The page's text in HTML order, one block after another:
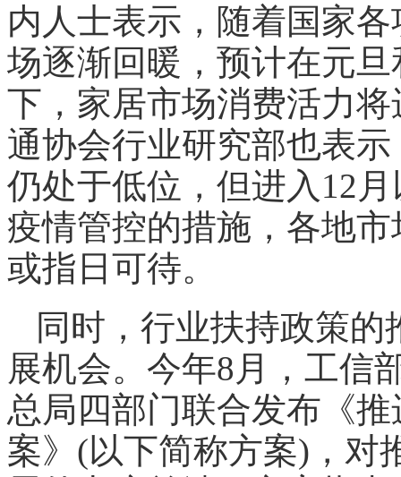
内人士表示，随着国家
场逐渐回暖，预计在元
下，家居市场消费活力
通协会行业研究部也表
仍处于低位，但进入12
疫情管控的措施，各地
或指日可待。
同时，行业扶持政策
展机会。今年8月，工信
总局四部门联合发布《
案》(以下简称方案)，对